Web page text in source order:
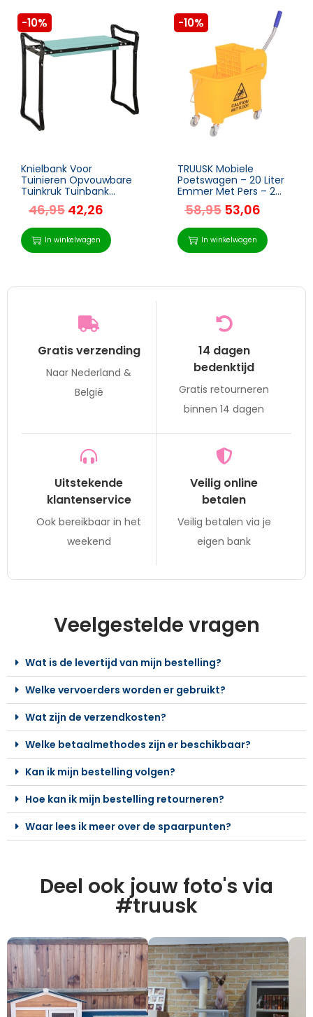
-10%
Knielbank Voor
Tuinieren Opvouwbare
Tuinkruk Tuinbank
Kniehulp Tot 150 Kg
EVA-schuim Staal
Donkergroen 58 X 28 X
49 Cm
46,95 42,26
In winkelwagen
-10%
TRUUSK Mobiele
Poetswagen – 20 Liter
Emmer Met Pers – 2
Kamers – Geel
58,95 53,06
In winkelwagen
Gratis verzending
Naar Nederland &
België
14 dagen
bedenktijd
Gratis retourneren
binnen 14 dagen
Uitstekende
klantenservice
Ook bereikbaar in het
weekend
Veilig online
betalen
Veilig betalen via je
eigen bank
Veelgestelde vragen
Wat is de levertijd van mijn bestelling?
Welke vervoerders worden er gebruikt?
Wat zijn de verzendkosten?
Welke betaalmethodes zijn er beschikbaar?
Kan ik mijn bestelling volgen?
Hoe kan ik mijn bestelling retourneren?
Waar lees ik meer over de spaarpunten?
Deel ook jouw foto's via
#truusk